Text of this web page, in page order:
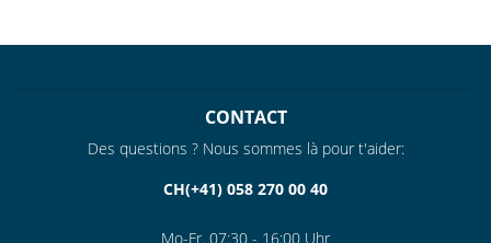
CONTACT
Des questions ? Nous sommes là pour t'aider:
CH(+41) 058 270 00 40
Mo-Fr. 07:30 - 16:00 Uhr